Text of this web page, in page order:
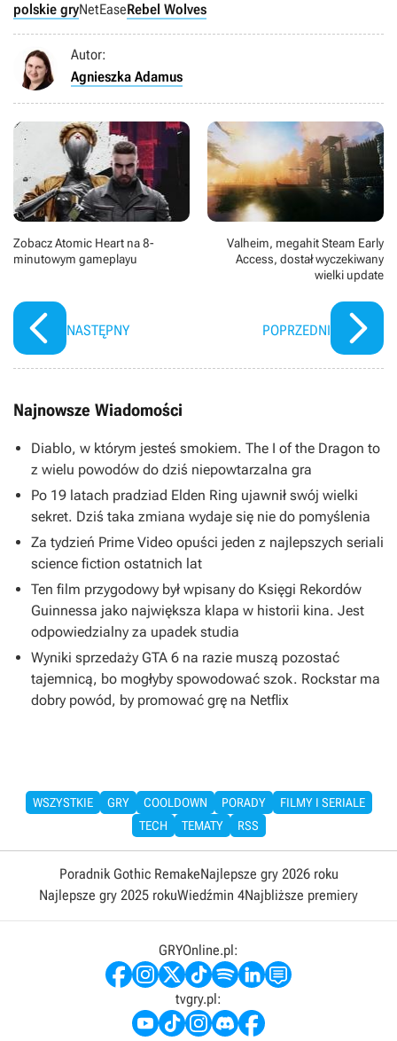
polskie gryNetEaseRebel Wolves
Autor:
Agnieszka Adamus
Zobacz Atomic Heart na 8-
minutowym gameplayu
NASTĘPNY
Valheim, megahit Steam Early
Access, dostał wyczekiwany
wielki update
POPRZEDNI
Najnowsze Wiadomości
Diablo, w którym jesteś smokiem. The I of the Dragon to
z wielu powodów do dziś niepowtarzalna gra
Po 19 latach pradziad Elden Ring ujawnił swój wielki
sekret. Dziś taka zmiana wydaje się nie do pomyślenia
Za tydzień Prime Video opuści jeden z najlepszych seriali
science fiction ostatnich lat
Ten film przygodowy był wpisany do Księgi Rekordów
Guinnessa jako największa klapa w historii kina. Jest
odpowiedzialny za upadek studia
Wyniki sprzedaży GTA 6 na razie muszą pozostać
tajemnicą, bo mogłyby spowodować szok. Rockstar ma
dobry powód, by promować grę na Netflix
WSZYSTKIE GRY COOLDOWN PORADY
FILMY I SERIALE
TECH
TEMATY RSS
Poradnik Gothic RemakeNajlepsze gry 2026 roku
Najlepsze gry 2025 rokuWiedźmin 4Najbliższe premiery
GRYOnline.pl:
tvgry.pl: